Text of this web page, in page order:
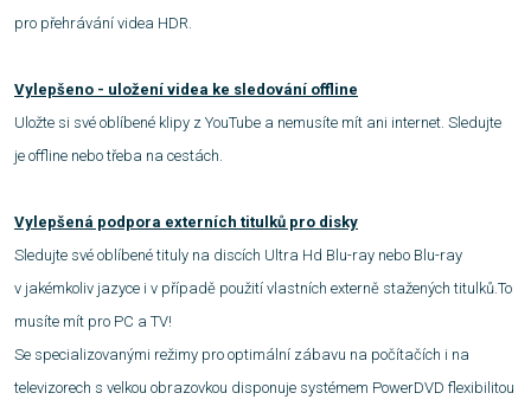
pro přehrávání videa HDR.
Vylepšeno - uložení videa ke sledování offline
Uložte si své oblíbené klipy z YouTube a nemusíte mít ani internet. Sledujte
je offline nebo třeba na cestách.
Vylepšená podpora externích titulků pro disky
Sledujte své oblíbené tituly na discích Ultra Hd Blu-ray nebo Blu-ray
v jakémkoliv jazyce i v případě použití vlastních externě stažených titulků.To
musíte mít pro PC a TV!
Se specializovanými režimy pro optimální zábavu na počítačích i na
televizorech s velkou obrazovkou disponuje systémem PowerDVD flexibilitou